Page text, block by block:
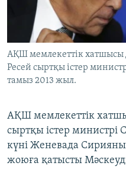
ЖАЗЫЛЫҢЫЗ
Басқа тілдерде
АҚШ мемлекеттік
Ресей сыртқы істер
тамыз 2013 жыл.
АҚШ мемлекеттік
сыртқы істер министрі
күні Женевада
жоюға қатысты